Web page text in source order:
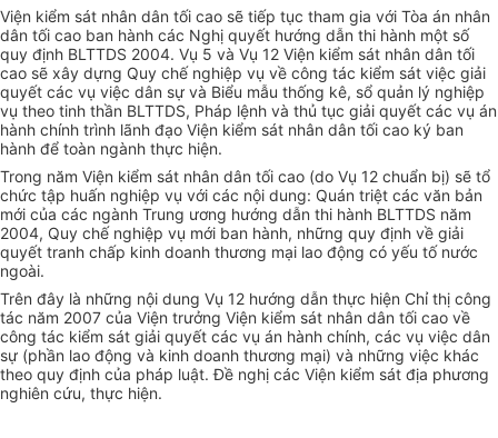
Viện kiểm sát nhân dân tối cao sẽ tiếp tục tham gia với Tòa án nhân
dân tối cao ban hành các Nghị quyết hướng dẫn thi hành một số
quy định BLTTDS 2004. Vụ 5 và Vụ 12 Viện kiểm sát nhân dân tối
cao sẽ xây dựng Quy chế nghiệp vụ về công tác kiểm sát việc giải
quyết các vụ việc dân sự và Biểu mẫu thống kê, sổ quản lý nghiệp
vụ theo tinh thần BLTTDS, Pháp lệnh và thủ tục giải quyết các vụ án
hành chính trình lãnh đạo Viện kiểm sát nhân dân tối cao ký ban
hành để toàn ngành thực hiện.
Trong năm Viện kiểm sát nhân dân tối cao (do Vụ 12 chuẩn bị) sẽ tổ
chức tập huấn nghiệp vụ với các nội dung: Quán triệt các văn bản
mới của các ngành Trung ương hướng dẫn thi hành BLTTDS năm
2004, Quy chế nghiệp vụ mới ban hành, những quy định về giải
quyết tranh chấp kinh doanh thương mại lao động có yếu tố nước
ngoài.
Trên đây là những nội dung Vụ 12 hướng dẫn thực hiện Chỉ thị công
tác năm 2007 của Viện trưởng Viện kiểm sát nhân dân tối cao về
công tác kiểm sát giải quyết các vụ án hành chính, các vụ việc dân
sự (phần lao động và kinh doanh thương mại) và những việc khác
theo quy định của pháp luật. Đề nghị các Viện kiểm sát địa phương
nghiên cứu, thực hiện.